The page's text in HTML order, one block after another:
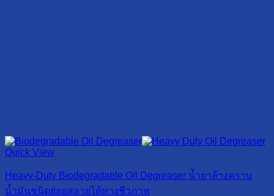
Quick View
Heavy-Duty Biodegradable Oil Degreaser น้ำยาล้างคราบ
น้ำมันชนิดย่อยสลายได้ทางชีวภาพ